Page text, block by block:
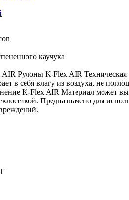
каучука
Рулоны K-Flex AIR Техническая
в себя влагу из воздуха, не
K-Flex AIR Материал может
Предназначено для